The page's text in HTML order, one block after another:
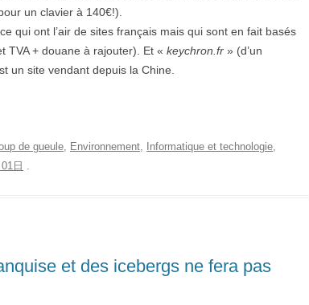
un clavier à 140€!).
qui ont l’air de sites français mais qui sont en fait basés
TVA + douane à rajouter). Et « keychron.fr » (d’un
un site vendant depuis la Chine.
de gueule Environnement Informatique et technologie
日
et des icebergs ne fera pas